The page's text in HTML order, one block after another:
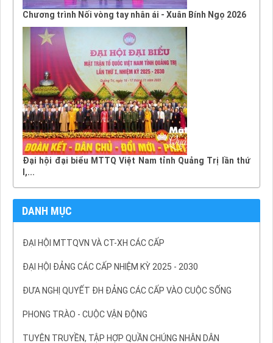
Chương trình Nối vòng tay nhân ái - Xuân Bính Ngọ 2026
Đại hội đại biểu MTTQ Việt Nam tỉnh Quảng Trị lần thứ
I,...
DANH MỤC
ĐẠI HỘI MTTQVN VÀ CT-XH CÁC CẤP
ĐẠI HỘI ĐẢNG CÁC CẤP NHIỆM KỲ 2025 - 2030
ĐƯA NGHỊ QUYẾT ĐH ĐẢNG CÁC CẤP VÀO CUỘC SỐNG
PHONG TRÀO - CUỘC VẬN ĐỘNG
TUYÊN TRUYỀN, TẬP HỢP QUẦN CHÚNG NHÂN DÂN